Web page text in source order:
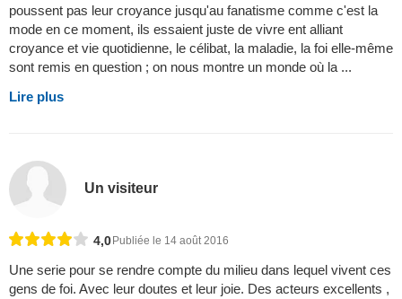
poussent pas leur croyance jusqu'au fanatisme comme c'est la
mode en ce moment, ils essaient juste de vivre ent alliant
croyance et vie quotidienne, le célibat, la maladie, la foi elle-même
sont remis en question ; on nous montre un monde où la ...
Lire plus
Un visiteur
4,0 Publiée le 14 août 2016
Une serie pour se rendre compte du milieu dans lequel vivent ces
gens de foi. Avec leur doutes et leur joie. Des acteurs excellents ,